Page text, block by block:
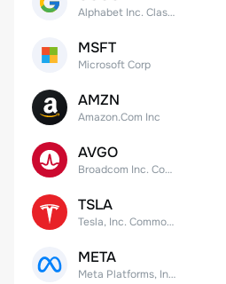
Alphabet Inc. Class C Capital Stock
MSFT
Microsoft Corp
AMZN
Amazon.Com Inc
AVGO
Broadcom Inc. Common Stock
TSLA
Tesla, Inc. Common Stock
META
Meta Platforms, Inc. Class A Common Stock